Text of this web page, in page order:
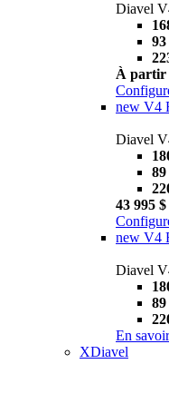
Diavel
À partir
new V4
Diavel
43 995 $
new V4
Diavel
En
XDiavel